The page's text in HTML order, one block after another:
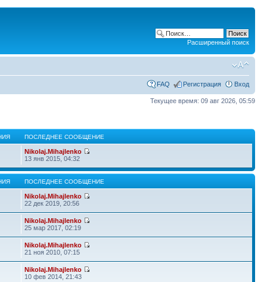
Расширенный поиск
FAQ Регистрация Вход
Текущее время: 09 авг 2026, 05:59
ПОСЛЕДНЕЕ СООБЩЕНИЕ
Nikolaj.Mihajlenko
13 янв 2015, 04:32
ПОСЛЕДНЕЕ СООБЩЕНИЕ
Nikolaj.Mihajlenko
22 дек 2019, 20:56
Nikolaj.Mihajlenko
25 мар 2017, 02:19
Nikolaj.Mihajlenko
21 ноя 2010, 07:15
Nikolaj.Mihajlenko
10 фев 2014, 21:43